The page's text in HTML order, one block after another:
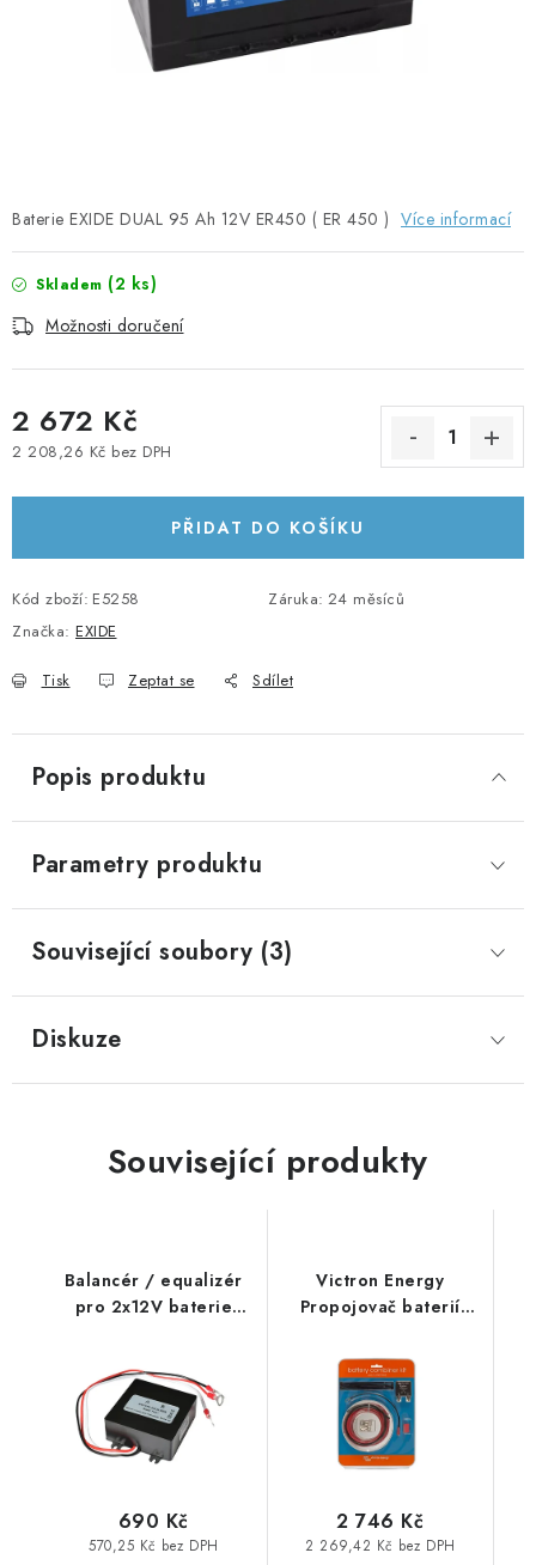
KONTAKTY
POŠTOVNÉ A DOPRAVA
OBCHODNÍ PODMÍNKY
OLOVĚNÉ A LITHIOVÉ BATERIE
SOLÁRNÍ NABÍJEČKY
SOLÁRNÍ REGULÁTORY
MĚNIČE NAPĚTÍ
OVLÁDÁNÍ A MONITORING
JIŠTĚNÍ DC
KABELY A KONEKTORY
POWERBANKY
PŘÍSLUŠENSTVÍ
Prodejna NEHVIZDY
Prodejna ÚSTÍ n. LABEM
KONTAKTY
ZPĚTNÝ ODBĚR ELEKTROZAŘÍZENÍ, BATERIÍ A
AKUMULÁTORŮ
Baterie EXIDE DUAL 95 Ah 12V ER450 ( ER 450 ) Více informací
Skladem (2 ks)
Možnosti doručení
2 672 Kč
2 208,26 Kč bez DPH
PŘIDAT DO KOŠÍKU
Kód zboží: E5258 Záruka: 24 měsíců
Značka: EXIDE
Tisk Zeptat se Sdílet
Popis produktu
Parametry produktu
Související soubory (3)
Diskuze
Související produkty
Balancér / equalizér
pro 2x12V baterie
570,25 Kč bez DPH
690 Kč
Victron Energy
Propojovač baterií
KIT
2 269,42 Kč bez DPH
2 746 Kč